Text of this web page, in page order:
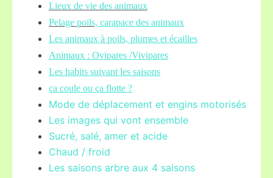
Lieux de vie des animaux
Pelage poils, carapace des animaux
Les animaux à poils, plumes et écailles
Animaux : Ovipares /Vivipares
Les habits suivant les saisons
ça coule ou ça flotte ?
Mode de déplacement et engins motorisés
Les images qui vont ensemble
Sucré, salé, amer et acide
Chaud / froid
Les saisons arbre aux 4 saisons